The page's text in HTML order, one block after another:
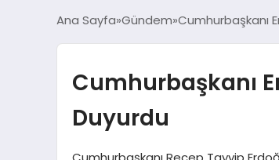
Ana Sayfa Gündem Cumhurbaşkanı
Cumhurbaşkanı
Duyurdu